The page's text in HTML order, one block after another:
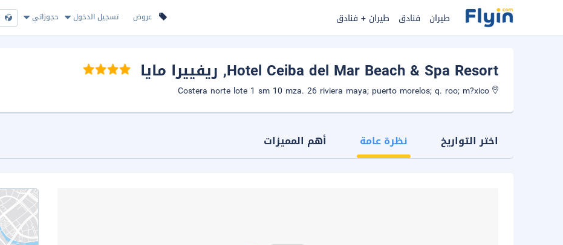
عروض تسجيل الدخول حجوزاتي طيران فنادق طيران + فنادق
Hotel Ceiba del Mar Beach & Spa Resort, ريفييرا مايا
اختر التواريخ نظرة عامة أهم المميزات